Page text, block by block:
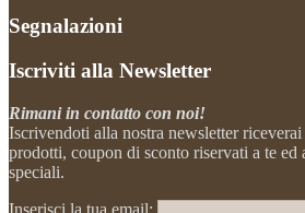
Segnalazioni
Iscriviti alla Newsletter
Rimani in contatto con noi!
Iscrivendoti alla nostra newsletter
prodotti, coupon di sconto riservati a te ed
speciali.
Inserisci la tua email: